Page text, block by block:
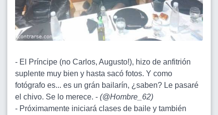
- El Príncipe (no Carlos, Augusto!), hizo de anfitrión
suplente muy bien y hasta sacó fotos. Y como
fotógrafo es... es un grán bailarín, ¿saben? Le pasaré
el chivo. Se lo merece. - (@Hombre_62)
- Próximamente iniciará clases de baile y también